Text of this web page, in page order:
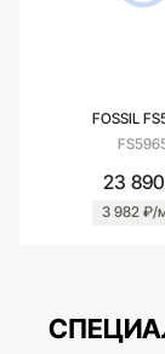
FOSSIL
23
3 982 ₽/